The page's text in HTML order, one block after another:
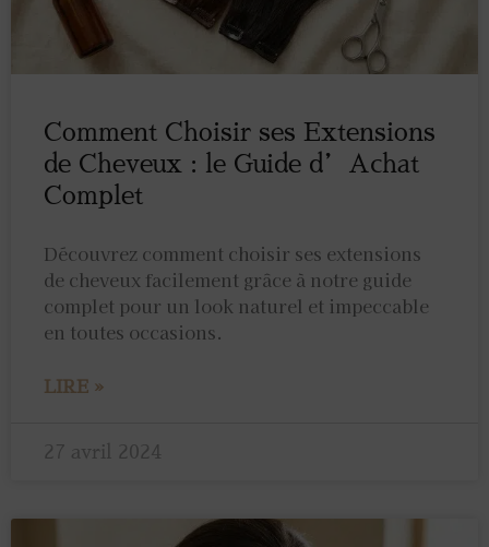
Comment Choisir ses Extensions
de Cheveux : le Guide d’Achat
Complet
Découvrez comment choisir ses extensions
de cheveux facilement grâce à notre guide
complet pour un look naturel et impeccable
en toutes occasions.
LIRE »
27 avril 2024